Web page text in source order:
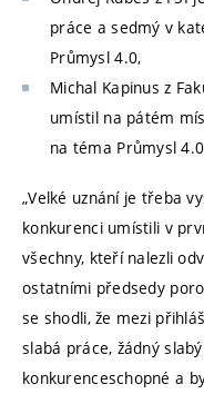
práce a sedmý v
Průmysl 4.0,
Michal Kapinus z
umístil na pátém
na téma Průmysl
„Velké uznání je třeba
konkurenci umístili v
všechny, kteří nalezli
ostatními předsedy
se shodli, že mezi
slabá práce, žádný
konkurenceschopné a